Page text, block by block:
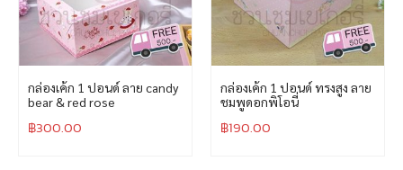
กล่องเค้ก 1 ปอนด์ ลาย candy
bear & red rose
฿300.00
กล่องเค้ก 1 ปอนด์ ทรงสูง ลาย
ชมพูดอกพิโอนี่
฿190.00